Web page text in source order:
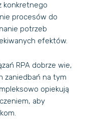
konkretnego
procesów do
potrzeb
efektów.
RPA dobrze wie,
zaniedbań na tym
opiekują
aby